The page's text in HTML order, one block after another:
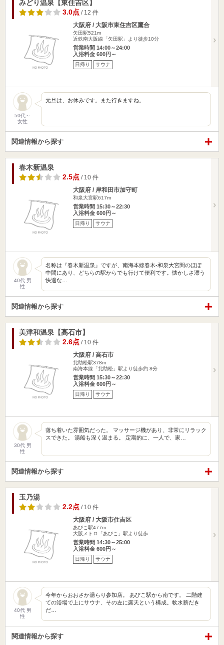
みどり温泉【東住吉区】
3.0点 / 12 件
大阪府 / 大阪市東住吉区鷹合
矢田駅521m
近鉄南大阪線「矢田駅」より徒歩10分
営業時間 14:00～24:00
入浴料金 600円～
日帰り サウナ
50代～
女性
元旦は、お休みです。また行きますね。
関連情報から探す
春木新温泉
2.5点 / 10 件
大阪府 / 岸和田市加守町
和泉大宮駅617m
営業時間 15:30～22:30
入浴料金 600円～
日帰り サウナ
40代 男
性
名称は『春木新温泉』ですが、南海本線春木-和泉大宮間のほぼ
中間にあり、どちらの駅からでも行けて便利です。懐かしさ漂う
快適な…
関連情報から探す
美津和温泉【高石市】
2.6点 / 10 件
大阪府 / 高石市
北助松駅378m
南海本線「北助松」駅より徒歩約 8分
営業時間 15:30～22:30
入浴料金 600円～
日帰り サウナ
30代 男
性
落ち着いた雰囲気だった。 マッサージ機があり、非常にリラック
スできた。 湯船も深く温まる。 定期的に、一人で、家…
関連情報から探す
玉乃湯
2.2点 / 10 件
大阪府 / 大阪市住吉区
あびこ駅477m
大阪メトロ「あびこ」駅より徒歩
営業時間 14:30～25:00
入浴料金 600円～
日帰り サウナ
40代 男
性
今年からおおさか湯らり参加店。 あびこ駅から南です。 二階建
ての浴場で上にサウナ、その左に露天という構成。軟水薪だき
だ…
関連情報から探す